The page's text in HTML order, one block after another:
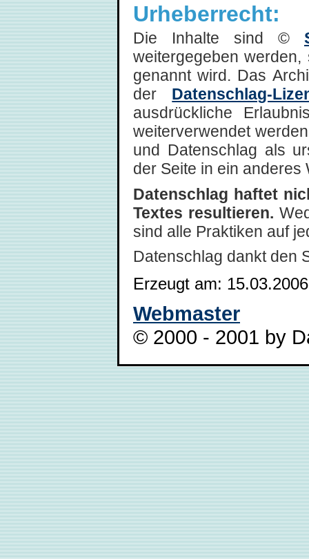
Urheberrecht:
Die Inhalte sind ©
weitergegeben
genannt wird. Das
der Datenschlag-
ausdrückliche
weiterverwendet
und Datenschlag als
der Seite in ein
Datenschlag haftet
Textes resultieren.
sind alle Praktiken auf
Datenschlag dankt den
Erzeugt am: 15.03.2006
Webmaster
© 2000 - 2001 by